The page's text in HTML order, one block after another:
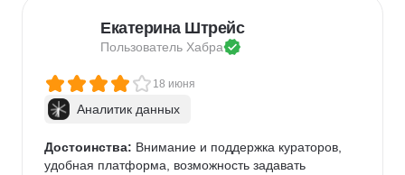
Екатерина Штрейс
Пользователь Хабра
18 июня
Аналитик данных
Достоинства: Внимание и поддержка кураторов,
удобная платформа, возможность задавать